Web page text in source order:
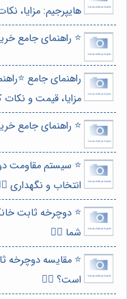
هایپرجیم: مزایا،
⭐️ راهنمای جامع
راهنمای جامع
مزایا، قیمت و
⭐️ راهنمای جامع
⭐️ سیستم مقاومت
انتخاب و نگهداری
⭐️ دوچرخه ثابت
شما 🚴‍♀️
⭐️ مقایسه دوچرخه
است؟ 🏋️‍♀️